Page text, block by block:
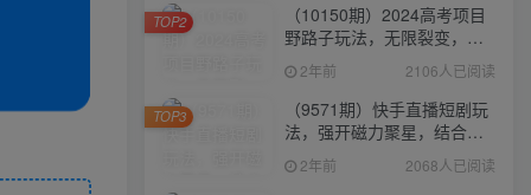
（10150期）2024高考项目
野路子玩法，无限裂变，最
高一天1W＋！
2年前 2106人已阅读
TOP2
（9571期）快手直播短剧玩
法，强开磁力聚星，结合多
种变现方式日入600+
2年前 2068人已阅读
TOP3